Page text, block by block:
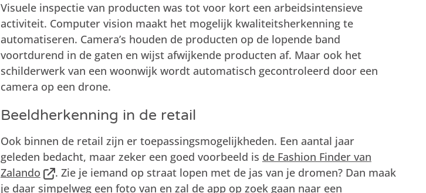
Visuele inspectie van producten was tot voor kort een arbeidsintensieve
activiteit. Computer vision maakt het mogelijk kwaliteitsherkenning te
automatiseren. Camera’s houden de producten op de lopende band
voortdurend in de gaten en wijst afwijkende producten af. Maar ook het
schilderwerk van een woonwijk wordt automatisch gecontroleerd door een
camera op een drone.
Beeldherkenning in de retail
Ook binnen de retail zijn er toepassingsmogelijkheden. Een aantal jaar
geleden bedacht, maar zeker een goed voorbeeld is de Fashion Finder van
Zalando
. Zie je iemand op straat lopen met de jas van je dromen? Dan maak
je daar simpelweg een foto van en zal de app op zoek gaan naar een